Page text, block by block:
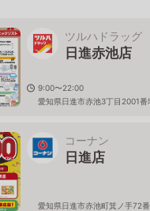
ツルハドラッグ
日進赤池店
9:00〜22:00
愛知県日進市赤池3丁目2001番
コーナン
日進店
愛知県日進市赤池町箕ノ手72